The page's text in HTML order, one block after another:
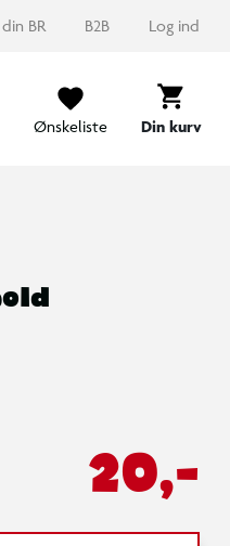
BR B2B Log ind
Ønskeliste Din kurv
20,-